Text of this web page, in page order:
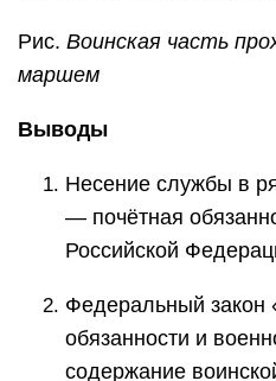
Рис. Воинская часть
маршем
Выводы
Несение службы в
— почётная
Российской
Федеральный закон
обязанности и
содержание